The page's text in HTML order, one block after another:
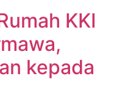
KKI
kepada